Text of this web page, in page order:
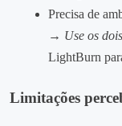
Precisa de
→ Use os dois
LightBurn
Limitações